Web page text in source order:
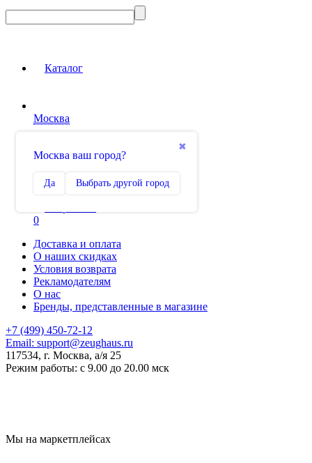
Каталог
Москва
✖
Москва ваш город?
Да Выбрать другой город
Сравнение
0
Доставка и оплата
О наших скидках
Условия возврата
Рекламодателям
О нас
Бренды, представленные в магазине
+7 (499) 450-72-12
Email: support@zeughaus.ru
117534, г. Москва, а/я 25
Режим работы: с 9.00 до 20.00 мск
Мы на маркетплейсах